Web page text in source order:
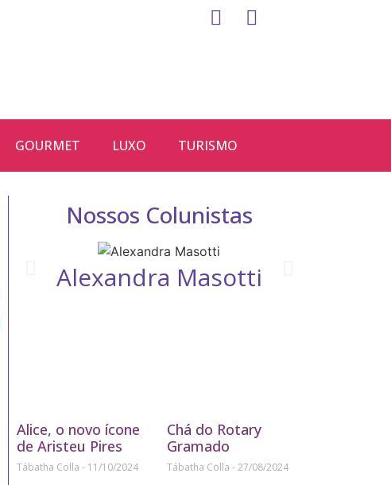
GOURMET LUXO TURISMO
Nossos Colunistas
Alexandra Masotti
Alice, o novo ícone
de Aristeu Pires
Tábatha Colla 11/10/2024
Chá do Rotary
Gramado
Tábatha Colla 27/08/2024